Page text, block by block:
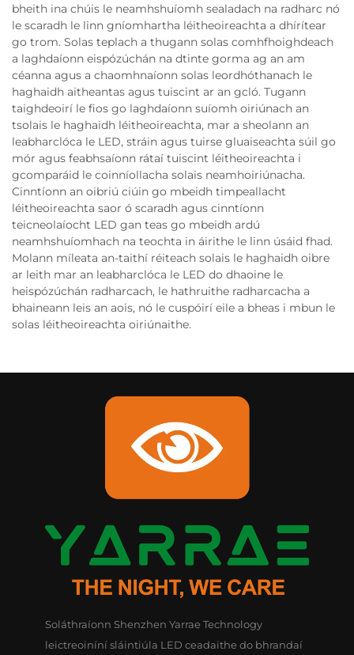
bheith ina chúis le neamhshuíomh sealadach na radharc nó
le scaradh le linn gníomhartha léitheoireachta a dhírítear
go trom. Solas teplach a thugann solas comhfhoighdeach
a laghdaíonn eispózúchán na dtinte gorma ag an am
céanna agus a chaomhnaíonn solas leordhóthanach le
haghaidh aitheantas agus tuiscint ar an gcló. Tugann
taighdeoirí le fios go laghdaíonn suíomh oiriúnach an
tsolais le haghaidh léitheoireachta, mar a sheolann an
leabharclóca le LED, stráin agus tuirse gluaiseachta súil go
mór agus feabhsaíonn rátaí tuiscint léitheoireachta i
gcomparáid le coinníollacha solais neamhoiriúnacha.
Cinntíonn an oibriú ciúin go mbeidh timpeallacht
léitheoireachta saor ó scaradh agus cinntíonn
teicneolaíocht LED gan teas go mbeidh ardú
neamhshuíomhach na teochta in áirithe le linn úsáid fhad.
Molann míleata an-taithí réiteach solais le haghaidh oibre
ar leith mar an leabharclóca le LED do dhaoine le
heispózúchán radharcach, le hathruithe radharcacha a
bhaineann leis an aois, nó le cuspóirí eile a bheas i mbun le
solas léitheoireachta oiriúnaithe.
Soláthraíonn Shenzhen Yarrae Technology
leictreoiníní sláintiúla LED ceadaithe do bhrandaí